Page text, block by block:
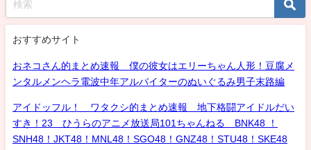
おすすめサイト
おネコさん的まとめ速報 僕の彼女はエリーちゃん人形！豆腐メ
ンタルメンヘラ電波中年アルバイターのぬいぐるみ男子末路編
アイドッフル！ ワタクシ的まとめ速報 地下格闘アイドルだい
すき！23 ひうらのアニメ放送局101ちゃんねる BNK48 ！
SNH48！JKT48！MNL48！SGO48！GNZ48！STU48！SKE48